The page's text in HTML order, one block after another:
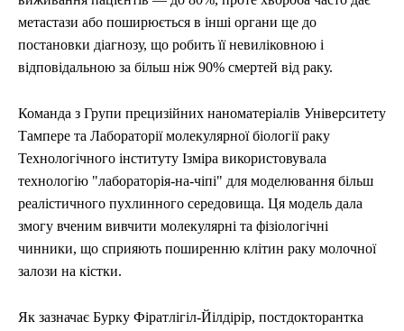
метастази або поширюється в інші органи ще до
постановки діагнозу, що робить її невиліковною і
відповідальною за більш ніж 90% смертей від раку.
Команда з Групи прецизійних наноматеріалів Університету
Тампере та Лабораторії молекулярної біології раку
Технологічного інституту Ізміра використовувала
технологію "лабораторія-на-чіпі" для моделювання більш
реалістичного пухлинного середовища. Ця модель дала
змогу вченим вивчити молекулярні та фізіологічні
чинники, що сприяють поширенню клітин раку молочної
залози на кістки.
Як зазначає Бурку Фіратлігіл-Йілдірір, постдокторантка